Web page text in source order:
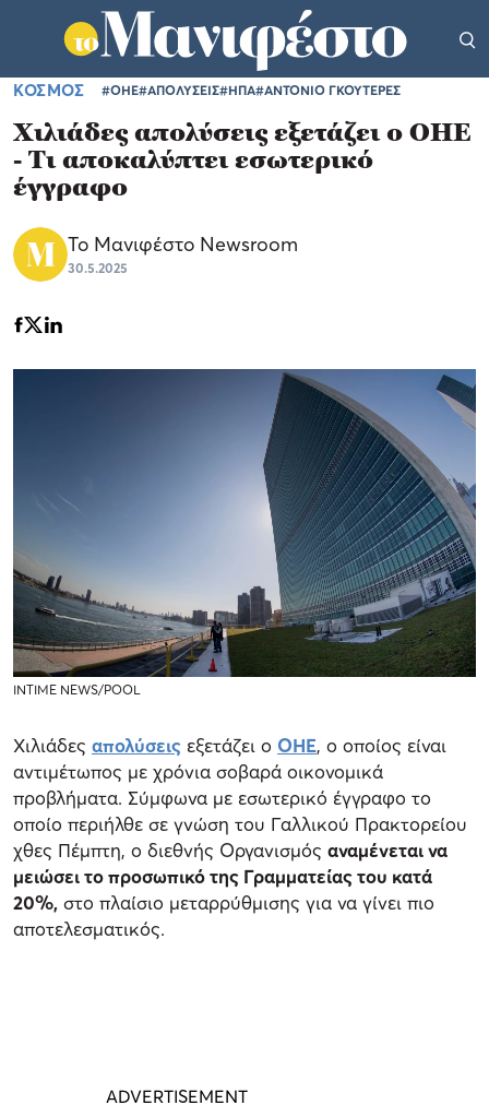
ΚΟΣΜΟΣ #ΟΗΕ#ΑΠΟΛΥΣΕΙΣ#ΗΠΑ#ΑΝΤΟΝΙΟ ΓΚΟΥΤΕΡΕΣ
Χιλιάδες απολύσεις εξετάζει ο ΟΗΕ
- Τι αποκαλύπτει εσωτερικό
έγγραφο
Το Μανιφέστο Newsroom
30.5.2025
INTIME NEWS/POOL
Χιλιάδες απολύσεις εξετάζει ο ΟΗΕ, ο οποίος είναι
αντιμέτωπος με χρόνια σοβαρά οικονομικά
προβλήματα. Σύμφωνα με εσωτερικό έγγραφο το
οποίο περιήλθε σε γνώση του Γαλλικού Πρακτορείου
χθες Πέμπτη, ο διεθνής Οργανισμός αναμένεται να
μειώσει το προσωπικό της Γραμματείας του κατά
20%, στο πλαίσιο μεταρρύθμισης για να γίνει πιο
αποτελεσματικός.